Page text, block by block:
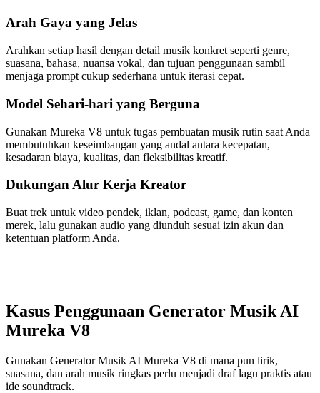
Arah Gaya yang Jelas
Arahkan setiap hasil dengan detail musik konkret seperti genre,
suasana, bahasa, nuansa vokal, dan tujuan penggunaan sambil
menjaga prompt cukup sederhana untuk iterasi cepat.
Model Sehari-hari yang Berguna
Gunakan Mureka V8 untuk tugas pembuatan musik rutin saat Anda
membutuhkan keseimbangan yang andal antara kecepatan,
kesadaran biaya, kualitas, dan fleksibilitas kreatif.
Dukungan Alur Kerja Kreator
Buat trek untuk video pendek, iklan, podcast, game, dan konten
merek, lalu gunakan audio yang diunduh sesuai izin akun dan
ketentuan platform Anda.
Kasus Penggunaan Generator Musik AI
Mureka V8
Gunakan Generator Musik AI Mureka V8 di mana pun lirik,
suasana, dan arah musik ringkas perlu menjadi draf lagu praktis atau
ide soundtrack.